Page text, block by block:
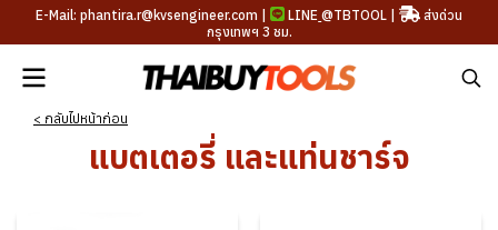
E-Mail: phantira.r@kvsengineer.com | LINE @TBTOOL |
ส่งด่วน
กรุงเทพฯ 3 ชม.
< กลับไปหน้าก่อน
แบตเตอรี่ และแท่นชาร์จ